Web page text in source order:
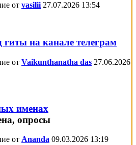
от vasilii 27.07.2026 13:54
гиты на канале телеграм
от Vaikunthanatha das 27.06.2026
именах
от Ananda 09.03.2026 13:19